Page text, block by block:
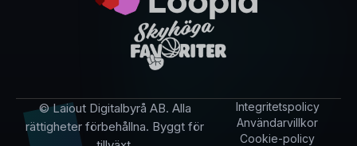
© Laiout Digitalbyrå AB. Alla
rättigheter förbehållna. Byggt för
Integritetspolicy
Användarvillkor
Cookie-policy